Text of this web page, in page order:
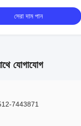
সেরা দাম পান
যোগাযোগ
7443871